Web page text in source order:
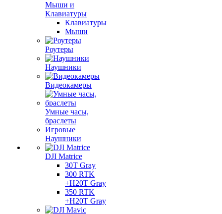
Мыши и
Клавиатуры
Клавиатуры
Мыши
Роутеры
Наушники
Видеокамеры
Умные часы,
браслеты
Игровые
Наушники
DJI Matrice
30T Gray
300 RTK
+H20T Gray
350 RTK
+H20T Gray